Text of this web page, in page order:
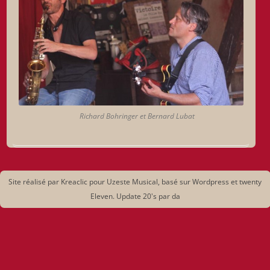
Richard Bohringer et Bernard Lubat
Site réalisé par Kreaclic pour Uzeste Musical, basé sur Wordpress et twenty
Eleven. Update 20's par da